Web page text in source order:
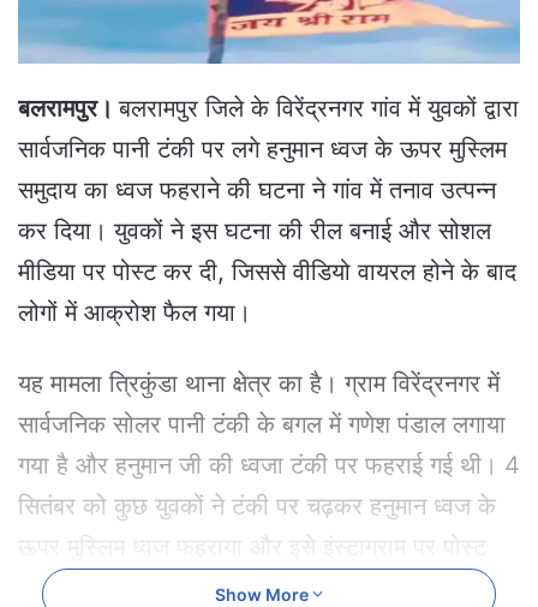
l
बलरामपुर।बलरामपुर जिले के विरेंद्रनगर गांव में युवकों द्वारा
सार्वजनिक पानी टंकी पर लगे हनुमान ध्वज के ऊपर मुस्लिम
समुदाय का ध्वज फहराने की घटना ने गांव में तनाव उत्पन्न
कर दिया। युवकों ने इस घटना की रील बनाई और सोशल
मीडिया पर पोस्ट कर दी, जिससे वीडियो वायरल होने के बाद
लोगों में आक्रोश फैल गया।
यह मामला त्रिकुंडा थाना क्षेत्र का है। ग्राम विरेंद्रनगर में
सार्वजनिक सोलर पानी टंकी के बगल में गणेश पंडाल लगाया
गया है और हनुमान जी की ध्वजा टंकी पर फहराई गई थी। 4
सितंबर को कुछ युवकों ने टंकी पर चढ़कर हनुमान ध्वज के
ऊपर मुस्लिम ध्वज फहराया और इसे इंस्टाग्राम पर पोस्ट
कर दिया। घटना के वीडियो के वायरल होने के बाद पुलिस
Show More